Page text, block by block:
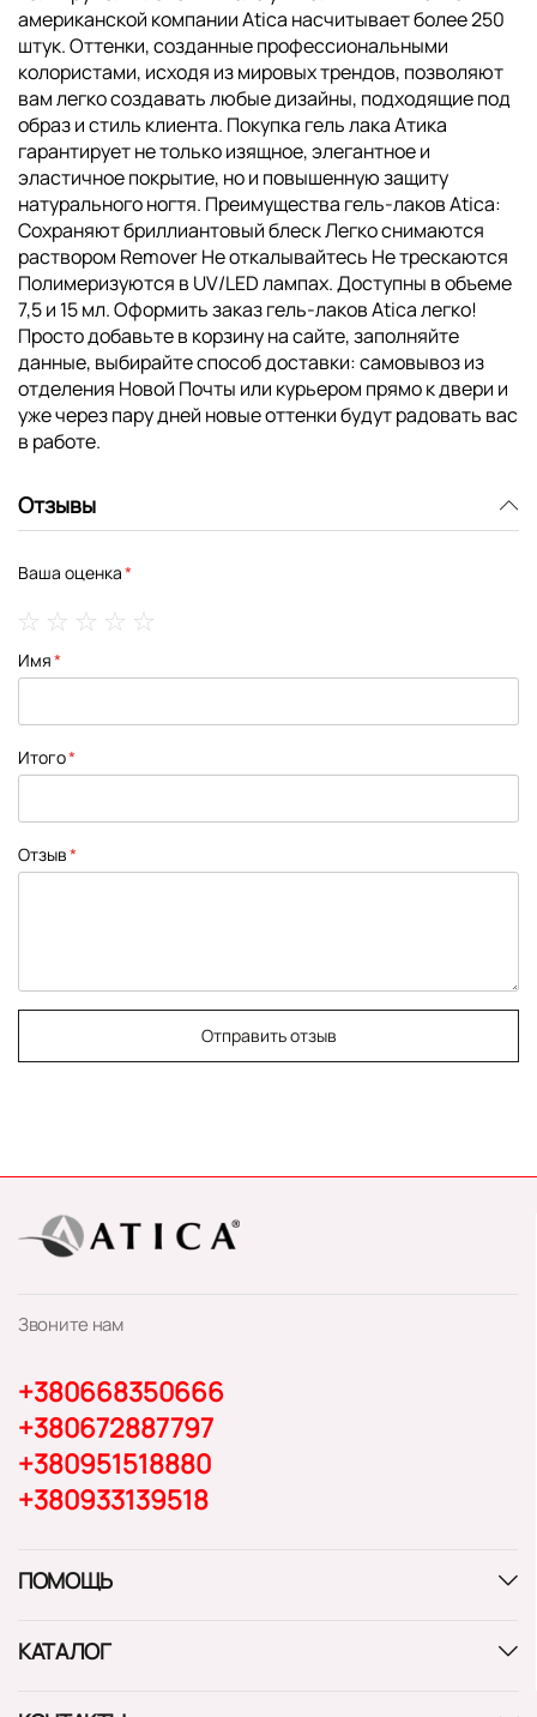
американской компании Atica насчитывает более 250
штук. Оттенки, созданные профессиональными
колористами, исходя из мировых трендов, позволяют
вам легко создавать любые дизайны, подходящие под
образ и стиль клиента. Покупка гель лака Атика
гарантирует не только изящное, элегантное и
эластичное покрытие, но и повышенную защиту
натурального ногтя. Преимущества гель-лаков Atica:
Сохраняют бриллиантовый блеск Легко снимаются
раствором Remover Не откалывайтесь Не трескаются
Полимеризуются в UV/LED лампах. Доступны в объеме
7,5 и 15 мл. Оформить заказ гель-лаков Atica легко!
Просто добавьте в корзину на сайте, заполняйте
данные, выбирайте способ доставки: самовывоз из
отделения Новой Почты или курьером прямо к двери и
уже через пару дней новые оттенки будут радовать вас
в работе.
Отзывы
Ваша оценка
star
stars
stars
stars
stars
Имя
Итого
Отзыв
Отправить отзыв
Звоните нам
+380668350666
+380672887797
+380951518880
+380933139518
ПОМОЩЬ
КАТАЛОГ